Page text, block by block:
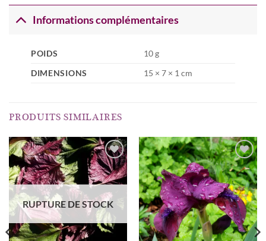
Informations complémentaires
POIDS
10 g
DIMENSIONS
15 × 7 × 1 cm
PRODUITS SIMILAIRES
AJOUTER
À MA
LISTE
D’ENVIES...
RUPTURE DE STOCK
AJOUTER
À MA
LISTE
D’ENVIES...